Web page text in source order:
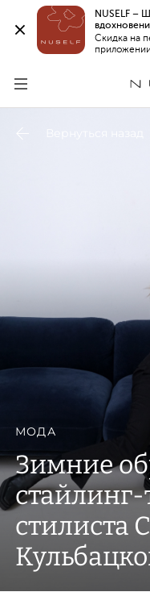
NUSELF –
Скидка на
МОДА
Зимние
стилиста